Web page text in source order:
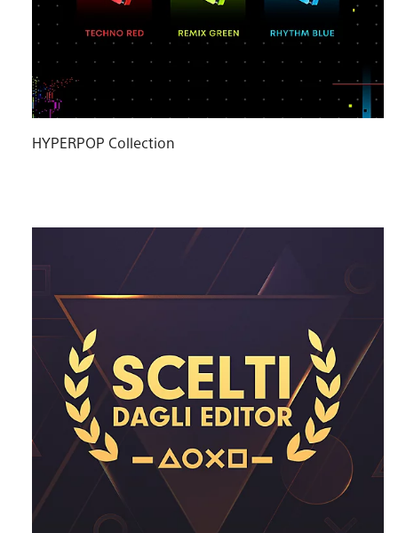
HYPERPOP Collection